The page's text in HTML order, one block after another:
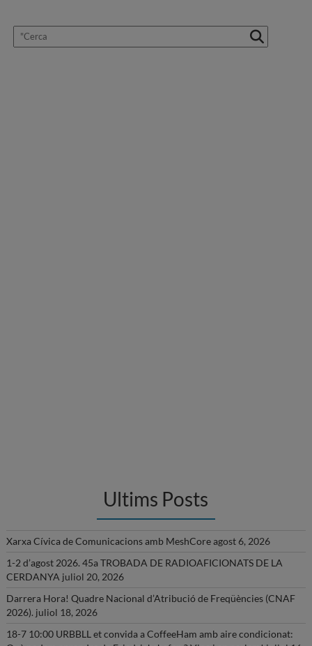
Ultims Posts
Xarxa Cívica de Comunicacions amb MeshCoreagost 6, 2026
1-2 d’agost 2026. 45a TROBADA DE RADIOAFICIONATS DE LA
CERDANYA juliol 20, 2026
Darrera Hora! Quadre Nacional d’Atribució de Freqüències (CNAF
2026). juliol 18, 2026
18-7 10:00 URBBLL et convida a CoffeeHam amb aire condicionat: